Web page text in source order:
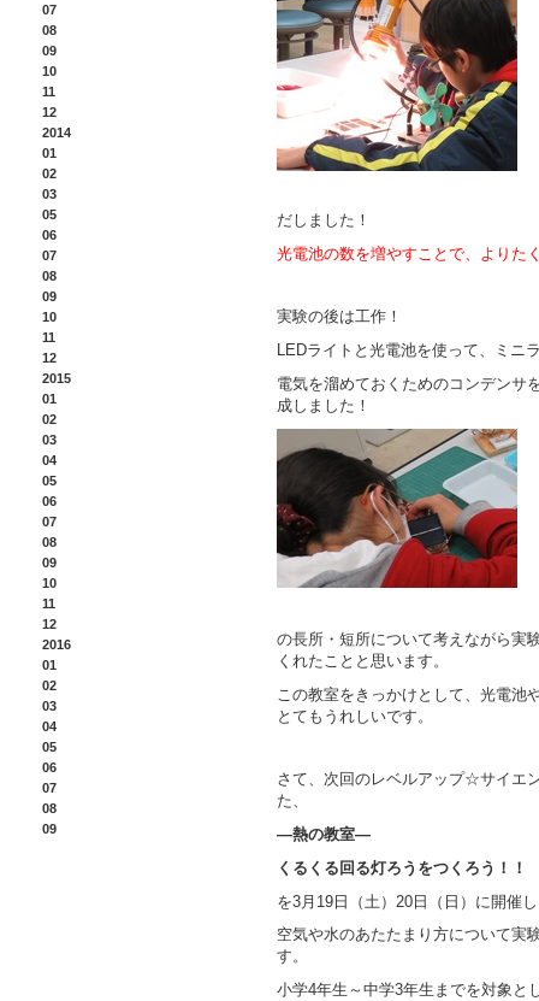
だしました！
光電池の数を増やすことで、よりた
実験の後は工作！
LEDライトと光電池を使って、ミニ
電気を溜めておくためのコンデンサ
成しました！
の長所・短所について考えながら実
くれたことと思います。
この教室をきっかけとして、光電池
とてもうれしいです。
さて、次回のレベルアップ☆サイエ
た、
―熱の教室―
くるくる回る灯ろうをつくろう！！
を3月19日（土）20日（日）に開催
空気や水のあたたまり方について実
す。
小学4年生～中学3年生までを対象と
07
08
09
10
11
12
2014
01
02
03
05
06
07
08
09
10
11
12
2015
01
02
03
04
05
06
07
08
09
10
11
12
2016
01
02
03
04
05
06
07
08
09